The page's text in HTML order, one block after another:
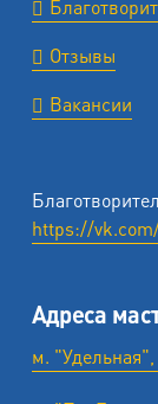
Отзывы
Вакансии
https://
Адреса
м.